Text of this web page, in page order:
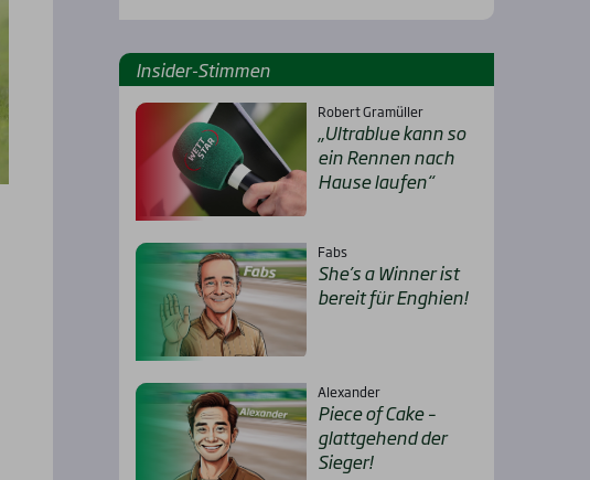
Insi­der-Stim­men
Robert Gramüller
„Ultra­b­lue kann so
ein Ren­nen nach
Hau­se lau­fen“
Fabs
She’s a Win­ner ist
bereit für Eng­hien!
Alexander
Pie­ce of Cake –
glatt­ge­hend der
Sie­ger!